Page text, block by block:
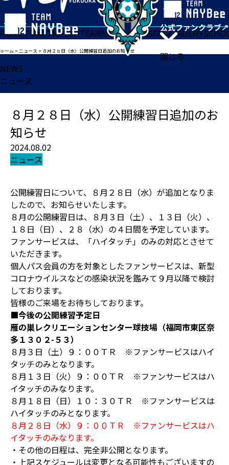
閉じる
HOMETICKETMATCHTEAMNEWSGOODSFANACADEMY
ホーム >ニュース > ８月２８日（水）公開練習日追加のお知らせ
NEWS
ニュース
８月２８日（水）公開練習日追加のお
知らせ
2024.08.02
ニュース
公開練習日について、８月２８日（水）が追加となりま
したので、お知らせいたします。
８月の公開練習日は、８月３日（土）、１３日（火）、
１８日（日）、２８（水）の４日間を予定しています。
ファンサービスは、「ハイタッチ」のみの対応とさせて
いただきます。
個人パス会員の方を対象としたファンサービスは、新型
コロナウイルスなどの感染状況を鑑みて９月以降で検討
しております。
皆様のご来場をお待ちしております。
■今後の公開練習予定日
雁の巣レクリエーションセンター球技場（福岡市東区奈
多１３０２-５３）
８月３日（土）９：００ＴＲ ※ファンサービスはハイ
タッチのみとなります。
８月１３日（火）９：００ＴＲ ※ファンサービスはハ
イタッチのみなります。
８月１８日（日）１０：３０ＴＲ ※ファンサービスは
ハイタッチのみとなります。
８月２８日（水）９：００ＴＲ ※ファンサービスはハ
イタッチのみなります。
・その他の日程は、完全非公開となります。
・上記スケジュールは変更となる可能性もございますの